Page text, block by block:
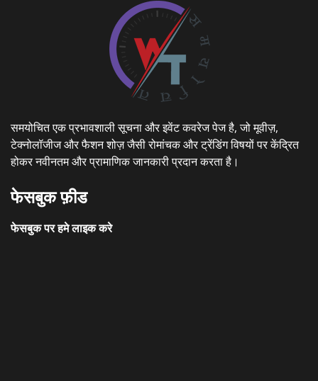
समयोचित एक प्रभावशाली सूचना और इवेंट कवरेज पेज है, जो मूवीज़,
टेक्नोलॉजीज और फैशन शोज़ जैसी रोमांचक और ट्रेंडिंग विषयों पर केंद्रित
होकर नवीनतम और प्रामाणिक जानकारी प्रदान करता है।
फेसबुक फ़ीड
फेसबुक पर हमे लाइक करे